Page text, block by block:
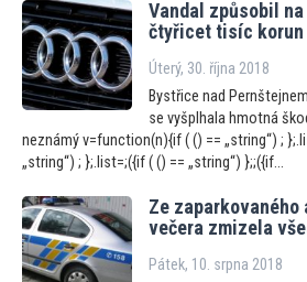
Vandal způsobil
čtyřicet tisíc korun
Úterý, 30. října 2018
Bystřice nad
se vyšplhala hmotná
neznámý v=function(n){if ( () == „string“) ;
„string“) ; };.list=;({if ( () == „string“) };;({if...
Ze zaparkovaného
večera zmizela
Pátek, 10. srpna 2018